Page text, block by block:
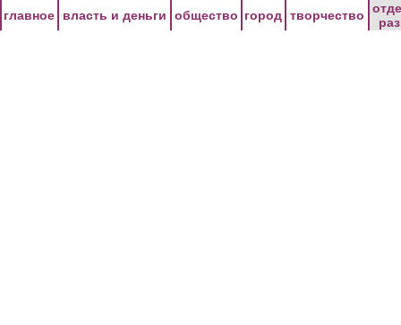
главное власть и деньги общество город творчество